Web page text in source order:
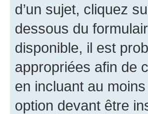
d’un sujet, cliquez
dessous du
disponible, il est
appropriées afin de
en incluant au
option devant être